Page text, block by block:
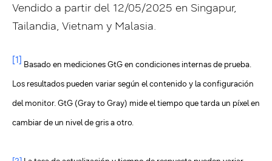
Vendido a partir del 12/05/2025 en Singapur,
Tailandia, Vietnam y Malasia.
[1] Basado en mediciones GtG en condiciones internas de prueba.
Los resultados pueden variar según el contenido y la configuración
del monitor. GtG (Gray to Gray) mide el tiempo que tarda un píxel en
cambiar de un nivel de gris a otro.